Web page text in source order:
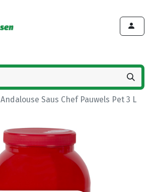
Andalouse Saus Chef Pauwels Pet 3 L